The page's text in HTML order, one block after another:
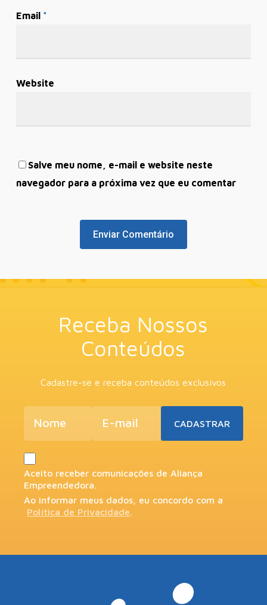
Email *
Website
Salve meu nome, e-mail e website neste
navegador para a próxima vez que eu comentar
Receba Nossos
Conteúdos
Cadastre-se e receba conteúdos exclusivos
Aceito receber comunicações de Aliança
Empreendedora.
Ao informar meus dados, eu concordo com a
Política de Privacidade.